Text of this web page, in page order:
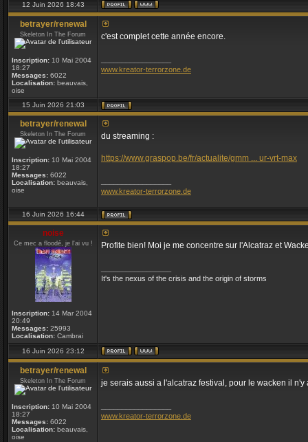
12 Juin 2026 18:43
betrayer/renewal
Skeleton In The Forum
Inscription: 10 Mai 2004
18:27
Messages: 6022
Localisation: beauvais,
oise
c'est complet cette année encore.
www.kreator-terrorzone.de
15 Juin 2026 21:03
betrayer/renewal
Skeleton In The Forum
Inscription: 10 Mai 2004
18:27
Messages: 6022
Localisation: beauvais,
oise
du streaming :
https://www.graspop.be/fr/actualite/gmm ... ur-vrt-max
www.kreator-terrorzone.de
16 Juin 2026 16:44
noise
Ce mec a floodé, je l'ai vu !
Inscription: 14 Mar 2004
20:49
Messages: 25993
Localisation: Cambrai
Profite bien! Moi je me concentre sur l'Alcatraz et
It's the nexus of the crisis and the origin of storms
16 Juin 2026 23:12
betrayer/renewal
Skeleton In The Forum
Inscription: 10 Mai 2004
18:27
Messages: 6022
Localisation: beauvais,
oise
je serais aussi a l'alcatraz festival, pour le wacken il
www.kreator-terrorzone.de